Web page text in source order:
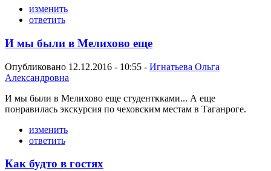
изменить
ответить
И мы были в Мелихово еще
Опубликовано 12.12.2016 - 10:55 - Игнатьева Ольга
Александровна
И мы были в Мелихово еще студенткками... А еще
понравилась экскурсия по чеховским местам в Таганроге.
изменить
ответить
Как будто в гостях